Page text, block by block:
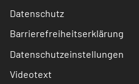
Datenschutz
Barrierefreiheitserklärung
Datenschutzeinstellungen
Videotext